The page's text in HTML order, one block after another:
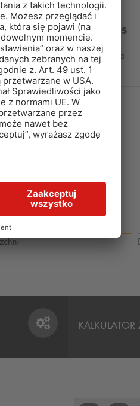
AQUAFIN-2K/M-PLUS
Mostkująca rysy, mineralna zaprawa